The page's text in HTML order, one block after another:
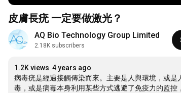
皮膚長疣 一定要做激光？
AQ Bio Technology Group Limited
2.18K subscribers
1.2K views 4 years ago
病毒疣是經過接觸傳染而來。主要是人與環境，或
毒，或是病毒本身利用某些方式逃避了免疫力的監控